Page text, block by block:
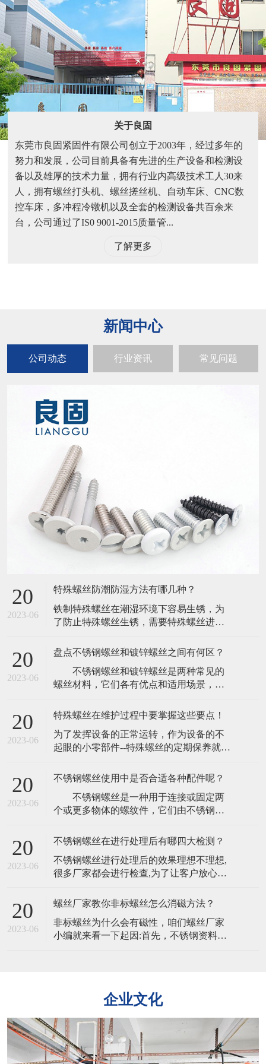
关于良固
东莞市良固紧固件有限公司创立于2003年，经过多年的
努力和发展，公司目前具备有先进的生产设备和检测设
备以及雄厚的技术力量，拥有行业内高级技术工人30来
人，拥有螺丝打头机、螺丝搓丝机、自动车床、CNC数
控车床，多冲程冷镦机以及全套的检测设备共百余来
台，公司通过了IS0 9001-2015质量管...
了解更多
新闻中心
公司动态 行业资讯 常见问题
20
2023-06
特殊螺丝防潮防湿方法有哪几种？
​铁制特殊螺丝在潮湿环境下容易生锈，为
了防止特殊螺丝生锈，需要特殊螺丝进行
湿方法如下：(1)、振动机械，尽量用无溶
漆,如环氧尿烷(Epoxy-urethane)基或未变性
环氧(Epoxy-)基浸渍漆。​(3)、使用三聚氰醇
20
2023-06
盘点不锈钢螺丝和镀锌螺丝之间有何区？
​ 不锈钢螺丝和镀锌螺丝是两种常见的
螺丝材料，它们各有优点和适用场景，在
用。 1. 材质不同 不锈钢螺丝是由
不锈钢材料制成，不易生锈，能够长期使
用，有较好的耐腐蚀性，同时具有高压强
度和强韧性，镀锌螺丝则是以普通钢螺栓
的保护膜，
20
2023-06
特殊螺丝在维护过程中要掌握这些要点！
​为了发挥设备的正常运转，作为设备的不
起眼的小零部件--特殊螺丝的定期保养就显
那么为了防止特殊螺丝出现一些问题，在
维护的时候一定要注意那方面。​一，去杂
物特殊螺丝在淬火之后需要用硅酸盐清
洁，清洗完毕还需要水洗。所以为防止出
细。2
20
2023-06
不锈钢螺丝使用中是否合适各种配件呢？
​ 不锈钢螺丝是一种用于连接或固定两
个或更多物体的螺纹件，它们由不锈钢制
和长寿命的特点，不锈钢螺丝的韧性是其
能够承受冲击和振动的能力。不同的材质
会影响其韧性。​ 不锈钢螺丝的主要特
点是其抗腐蚀性，不同材质的不锈钢螺丝
同 不锈钢
20
2023-06
不锈钢螺丝在进行处理后有哪四大检测？
​不锈钢螺丝进行处理后的效果理想不理想,
很多厂家都会进行检查,为了让客户放心。
钢螺丝是否适合也可以自行检查,主要有以
丝外观的检验是从外观,电镀层等各方面进
行检验。二,螺丝镀层厚度的检验1、量具
20
2023-06
螺丝厂家教你非标螺丝怎么消磁方法？
​非标螺丝为什么会有磁性，咱们螺丝厂家
小编就来看一下起因:首先，不锈钢资料是
产生马氏体相变，铁素体跟马氏体都有磁
点弱磁
企业文化